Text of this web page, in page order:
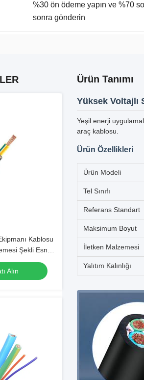
%30 ön ödeme yapın ve %70
sonra gönderin
Kablosu
Şekli Esnek
Alın
Ürün Tanımı
Yüksek Voltajlı
Yeşil enerji
araç kablosu.
Ürün Özellikleri
Ürün Modeli
Tel Sınıfı
Referans Standart
Maksimum Boyut
İletken Malzemesi
Yalıtım Kalınlığı